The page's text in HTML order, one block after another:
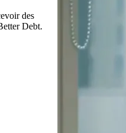
des
Debt.